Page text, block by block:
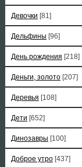
Девочки [81]
Дельфины [96]
День рождения [218]
Деньги, золото [207]
Деревья [108]
Дети [652]
Динозавры [100]
Доброе утро [437]